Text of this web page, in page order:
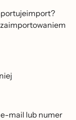
mail lub numer